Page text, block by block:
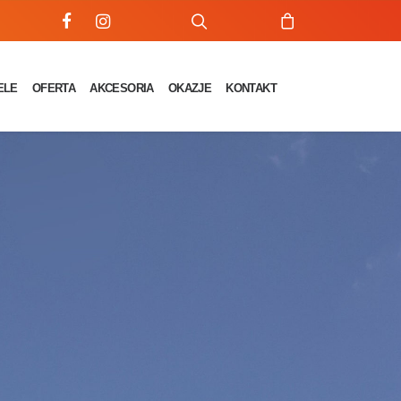
OFERTA AKCESORIA OKAZJE KONTAKT